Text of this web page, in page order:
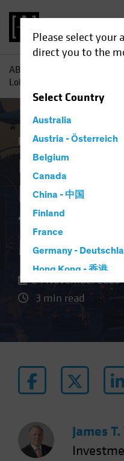
Please select your
direct you to the
SelectCountry
Australia
Austria - Österreich
Belgium
Canada
China - 中国
Finland
France
Germany -
Hong Kong - 香港
Japan - 日本
Luxembourg and
Norway
Other Asia-Pacific
AB
Lohnsteigerungen führen zu
Inflation Aktien Blog
US-
führen zu
24 November 2023
3 min read
James